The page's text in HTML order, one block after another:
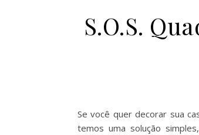
S.O.S.
Se você quer decorar sua
temos uma solução